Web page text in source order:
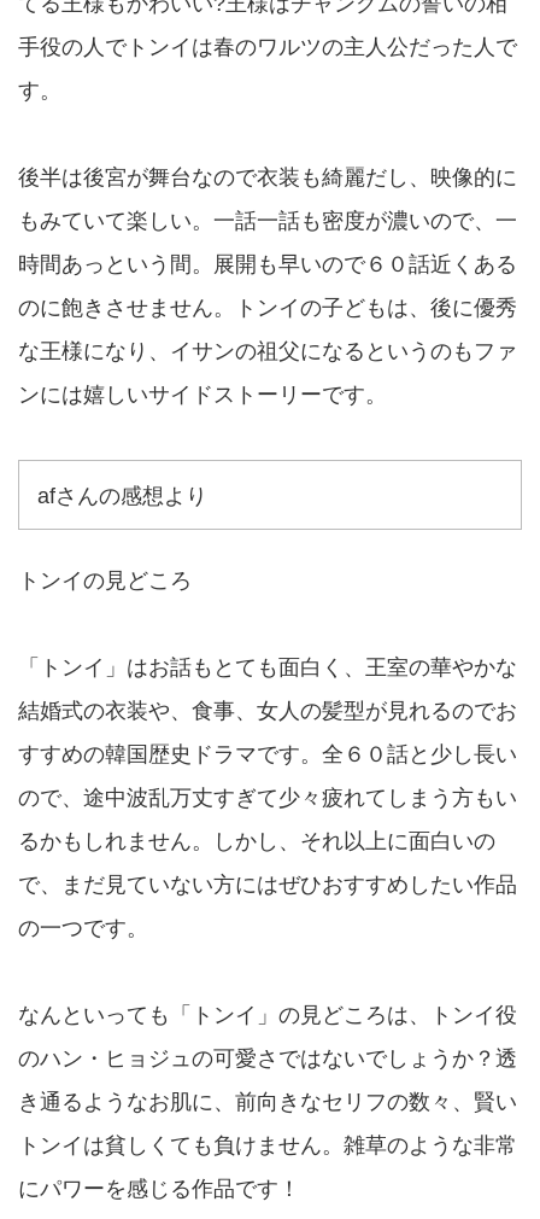
手役の人でトンイは春のワルツの主人公だった人で
す。
後半は後宮が舞台なので衣装も綺麗だし、映像的に
もみていて楽しい。一話一話も密度が濃いので、一
時間あっという間。展開も早いので６０話近くある
のに飽きさせません。トンイの子どもは、後に優秀
な王様になり、イサンの祖父になるというのもファ
ンには嬉しいサイドストーリーです。
afさんの感想より
トンイの見どころ
「トンイ」はお話もとても面白く、王室の華やかな
結婚式の衣装や、食事、女人の髪型が見れるのでお
すすめの韓国歴史ドラマです。全６０話と少し長い
ので、途中波乱万丈すぎて少々疲れてしまう方もい
るかもしれません。しかし、それ以上に面白いの
で、まだ見ていない方にはぜひおすすめしたい作品
の一つです。
なんといっても「トンイ」の見どころは、トンイ役
のハン・ヒョジュの可愛さではないでしょうか？透
き通るようなお肌に、前向きなセリフの数々、賢い
トンイは貧しくても負けません。雑草のような非常
にパワーを感じる作品です！